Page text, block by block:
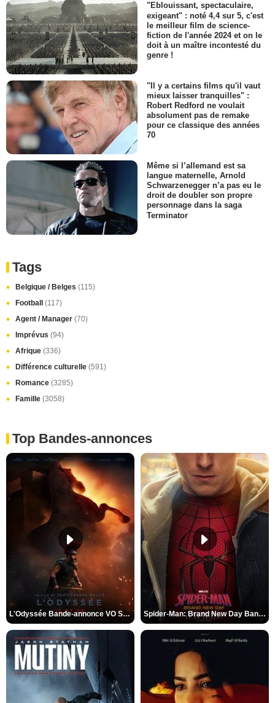
"Eblouissant, spectaculaire,
exigeant" : noté 4,4 sur 5, c'est
le meilleur film de science-
fiction de l'année 2024 et on le
doit à un maître incontesté du
genre !
"Il y a certains films qu'il vaut
mieux laisser tranquilles" :
Robert Redford ne voulait
absolument pas de remake
pour ce classique des années
70
Même si l’allemand est sa
langue maternelle, Arnold
Schwarzenegger n’a pas eu le
droit de doubler son propre
personnage dans la saga
Terminator
Tags
Belgique / Belges (115)
Football (117)
Agent / Manager (70)
Imprévus (94)
Afrique (336)
Différence culturelle (591)
Romance (3285)
Famille (3058)
Top Bandes-annonces
L'Odyssée Bande-annonce VO STFR Spider-Man: Brand New Day Bande-annonce VO STFR